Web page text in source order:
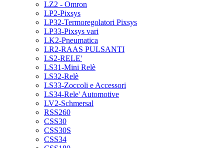
LZ2 - Omron
LP2-Pixsys
LP32-Termoregolatori Pixsys
LP33-Pixsys vari
LK2-Pneumatica
LR2-RAAS PULSANTI
LS2-RELE'
LS31-Mini Relè
LS32-Relè
LS33-Zoccoli e Accessori
LS34-Rele' Automotive
LV2-Schmersal
RSS260
CSS30
CSS30S
CSS34